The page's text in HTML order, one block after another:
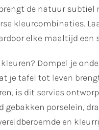
de natuur
kleurcombinaties.
elke maaltijd
Dompel je
je tafel tot leven
is dit servies
gebakken porselein,
en